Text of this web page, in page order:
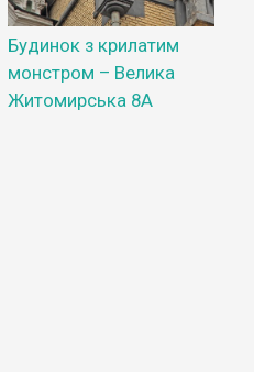
Будинок з крилатим
монстром – Велика
Житомирська 8А